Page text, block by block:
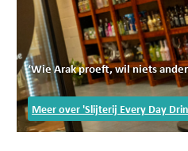
‘Wie Arak proeft, wil niets
Meer over 'Slijterij Every Day